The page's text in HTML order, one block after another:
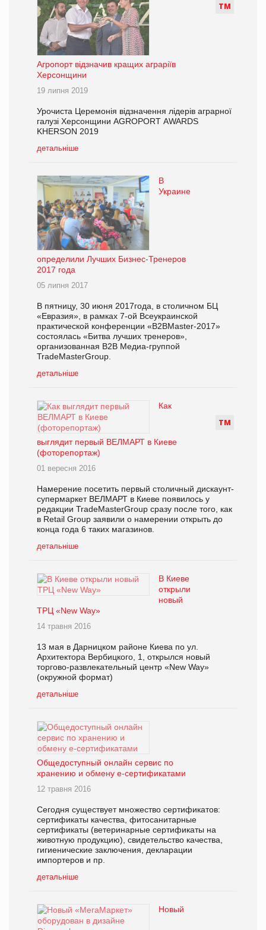
ТМ
Агропорт відзначив кращих аграріїв
Херсонщини
19 липня 2019
Урочиста Церемонія відзначення лідерів аграрної
галузі Херсонщини AGROPORT АWARDS
KHERSON 2019
детальніше
В
Украине
определили Лучших Бизнес-Тренеров
2017 года
05 липня 2017
В пятницу, 30 июня 2017года, в столичном БЦ
«Евразия», в рамках 7-ой Всеукраинской
практической конференции «B2BMaster-2017»
состоялась «Битва лучших тренеров»,
организованная B2B Медиа-группой
TradeMasterGroup.
детальніше
ТМ
Как
выглядит первый ВЕЛМАРТ в Киеве
(фоторепортаж)
01 вересня 2016
Намерение посетить первый столичный дискаунт-
супермаркет ВЕЛМАРТ в Киеве появилось у
редакции TradeMasterGroup сразу после того, как
в Retail Group заявили о намерении открыть до
конца года 6 таких магазинов.
детальніше
В Киеве
открыли
новый
ТРЦ «New Way»
14 травня 2016
13 мая в Дарницком районе Киева по ул.
Архитектора Вербицкого, 1, открылся новый
торгово-развлекательный центр «New Way»
(окружной формат)
детальніше
Общедоступный онлайн сервис по
хранению и обмену e-сертификатами
12 травня 2016
Сегодня существует множество сертификатов:
сертификаты качества, фитосанитарные
сертификаты (ветеринарные сертификаты на
животную продукцию), свидетельство качества,
гигиенические заключения, декларации
импортеров и пр.
детальніше
Новый